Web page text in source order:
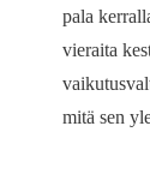
pala
vieraita
mitä sen